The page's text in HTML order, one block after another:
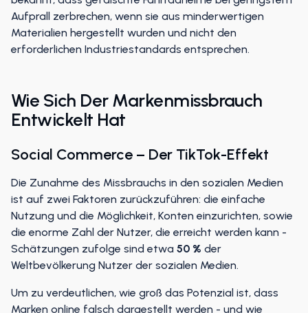
bekannt, dass gefälschte Fahrradhelme bei geringstem
Aufprall zerbrechen, wenn sie aus minderwertigen
Materialien hergestellt wurden und nicht den
erforderlichen Industriestandards entsprechen.
Wie Sich Der Markenmissbrauch
Entwickelt Hat
Social Commerce – Der TikTok-Effekt
Die Zunahme des Missbrauchs in den sozialen Medien
ist auf zwei Faktoren zurückzuführen: die einfache
Nutzung und die Möglichkeit, Konten einzurichten, sowie
die enorme Zahl der Nutzer, die erreicht werden kann -
Schätzungen zufolge sind etwa 50 %der
Weltbevölkerung Nutzer der sozialen Medien.
Um zu verdeutlichen, wie groß das Potenzial ist, dass